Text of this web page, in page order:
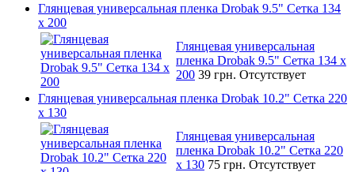
Глянцевая универсальная пленка Drobak 9.5" Сетка 134
x 200
Глянцевая универсальная
пленка Drobak 9.5" Сетка 134 x
200 39 грн. Отсутствует
Глянцевая универсальная пленка Drobak 10.2" Сетка 220
x 130
Глянцевая универсальная
пленка Drobak 10.2" Сетка 220
x 130 75 грн. Отсутствует